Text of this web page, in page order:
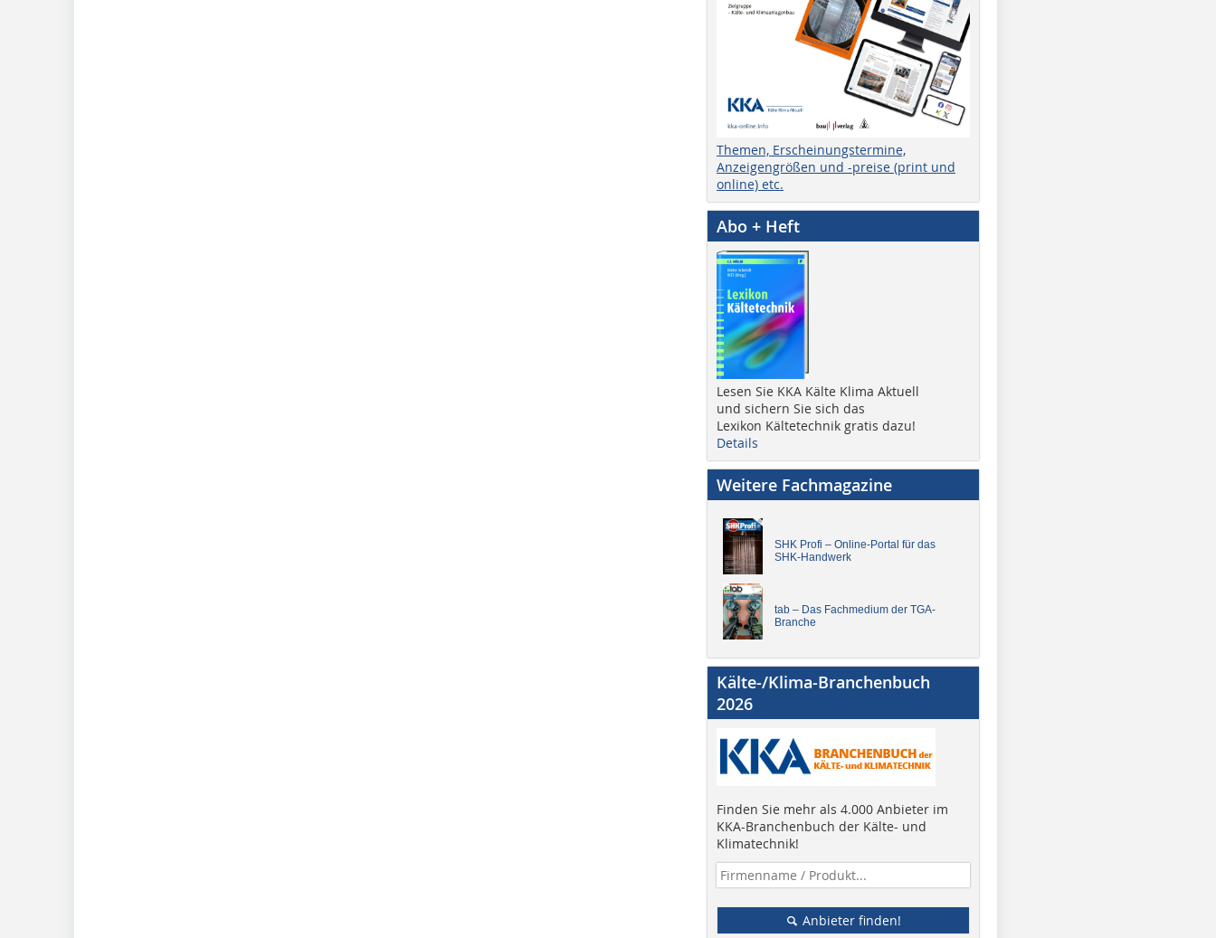
Themen, Erscheinungstermine,
Anzeigengrößen und -preise (print und
online) etc.
Abo + Heft
Lesen Sie KKA Kälte Klima Aktuell
und sichern Sie sich das
Lexikon Kältetechnik gratis dazu!
Details
Weitere Fachmagazine
SHK Profi – Online-Portal für das
SHK-Handwerk
tab – Das Fachmedium der TGA-
Branche
Kälte-/Klima-Branchenbuch
2026
Finden Sie mehr als 4.000 Anbieter im
KKA-Branchenbuch der Kälte- und
Klimatechnik!
Anbieter finden!